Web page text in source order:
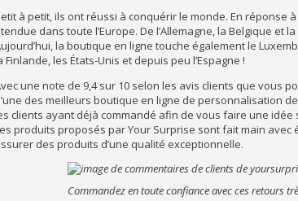
à petit, ils ont réussi à conquérir le monde. En réponse
dans toute l’Europe. De l’Allemagne, la Belgique et
la boutique en ligne touche également le
Finlande, les États-Unis et depuis peu l’Espagne !
une note de 9,4 sur 10 selon les avis clients que vous
des meilleurs boutique en ligne de personnalisation
clients ayant déjà commandé afin de vous faire une idée
produits proposés par Your Surprise sont fait main avec
des produits d’une qualité exceptionnelle.
Commandez en toute confiance avec ces retours